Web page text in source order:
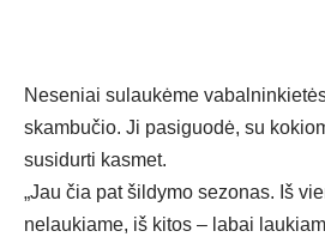
Neseniai sulaukėme
skambučio. Ji pasiguodė, su
susidurti kasmet.
„Jau čia pat šildymo sezonas. Iš
nelaukiame, iš kitos – labai